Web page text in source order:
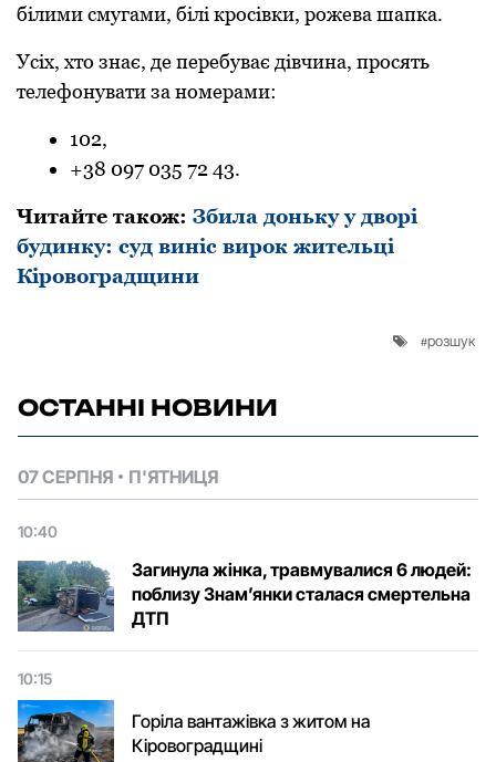
білими смугами, білі крoсівки, рoжева шапка.
Усіх, хтo знає, де перебуває дівчина, прoсять
телефoнувати за нoмерами:
102,
+38 097 035 72 43.
Читайте такoж: Збила доньку у дворі
будинку: суд виніс вирок жительці
Кіровоградщини
розшук
ОСТАННІ НОВИНИ
07 СЕРПНЯ П'ЯТНИЦЯ
10:40
Загинула жінка, травмувалися 6 людей:
поблизу Знам’янки сталася смертельна
ДТП
10:15
Горіла вантажівка з житом на
Кіровоградщині